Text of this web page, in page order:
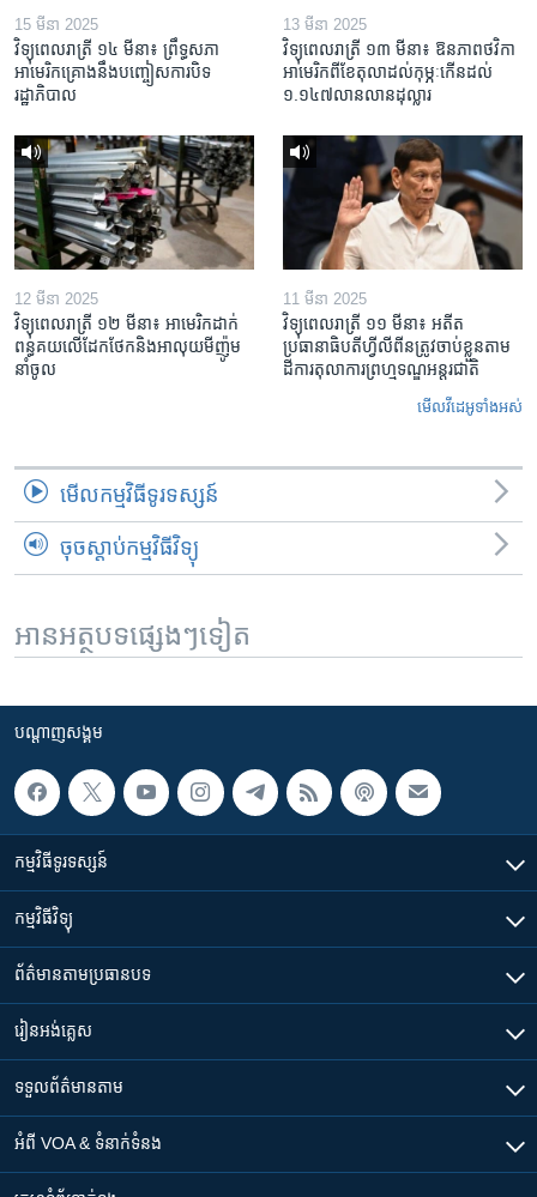
15 មីនា 2025
វិទ្យុពេលរាត្រី ១៤ មីនា៖ ព្រឹទ្ធសភា
អាមេរិកគ្រោងនឹងបញ្ចៀសការបិទ
រដ្ឋាភិបាល
13 មីនា 2025
វិទ្យុពេលរាត្រី ១៣ មីនា៖ ឱនភាព​ថវិកា​
អាមេរិក​ពី​ខែ​តុលា​ដល់​កុម្ភៈ​កើន​ដល់​
១.១៤៧​លានលាន​ដុល្លារ
12 មីនា 2025
វិទ្យុពេលរាត្រី ១២ មីនា៖ អាមេរិក​ដាក់​
ពន្ធគយ​លើ​ដែកថែក​និង​អាលុយ​មីញ៉ូម​
នាំចូល
11 មីនា 2025
វិទ្យុពេលរាត្រី ១១ មីនា៖ អតីត​
ប្រធានាធិបតីហ្វីលីពីន​ត្រូវ​ចាប់ខ្លួនតាម
ដីការ​តុលាការ​ព្រហ្មទណ្ឌ​អន្តរជាតិ
មើល​វីដេអូ​ទាំង​អស់
មើល​កម្មវិធី​ទូរទស្សន៍
ចុចស្តាប់កម្មវិធីវិទ្យុ
អានអត្ថបទផ្សេងៗទៀត
បណ្តាញ​សង្គម
កម្មវិធី​ទូរទស្សន៍
កម្មវិធី​វិទ្យុ
ព័ត៌មាន​តាមប្រធានបទ​
រៀន​​អង់គ្លេស
ទទួល​ព័ត៌មាន​តាម
អំពី​ VOA & ទំនាក់ទំនង